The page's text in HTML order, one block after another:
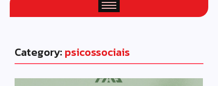
Category: psicossociais